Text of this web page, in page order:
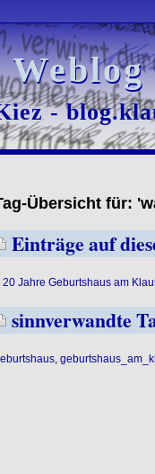
-
-
Übersicht für:
Einträge auf
20 Jahre Geburtshaus am
sinnverwandte
,